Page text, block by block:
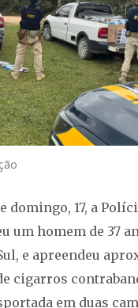
domingo, 17, a
um homem de 37
e apreendeu
cigarros
em duas